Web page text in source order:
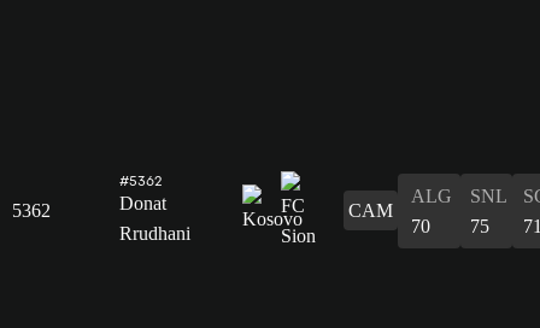
5362
#5362
Donat
Rrudhani
CAM
ALG
70
SNL
75